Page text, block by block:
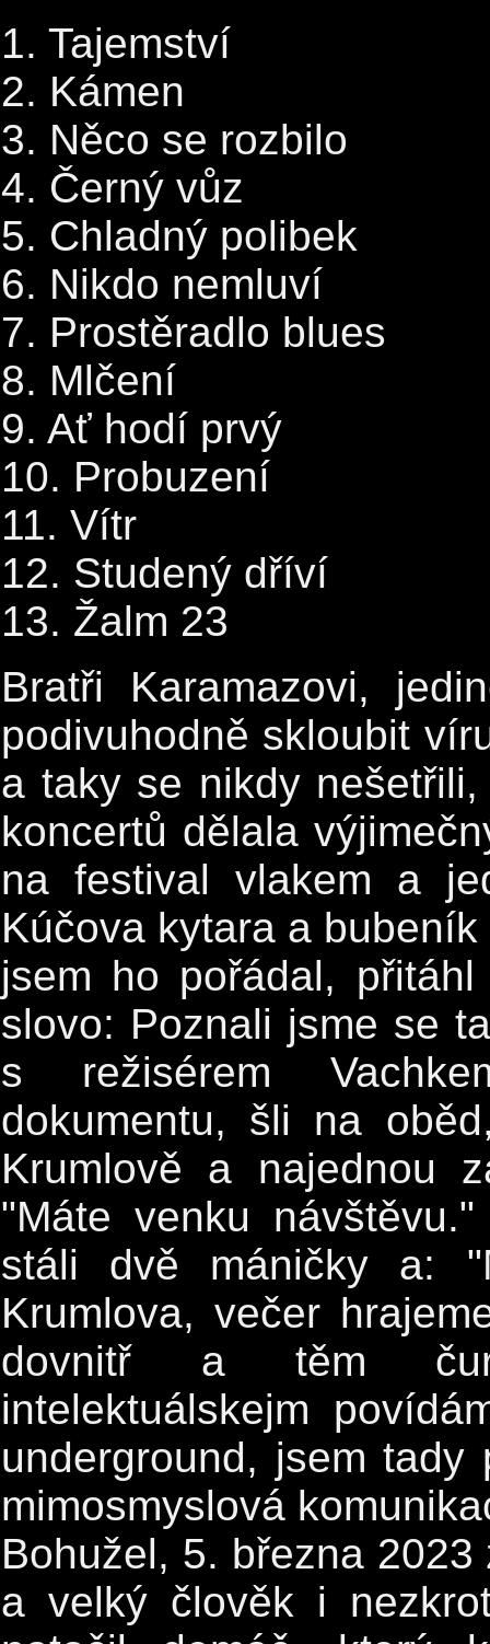
1. Tajemství
2. Kámen
3. Něco se rozbilo
4. Černý vůz
5. Chladný polibek
6. Nikdo nemluví
7. Prostěradlo blues
8. Mlčení
9. Ať hodí prvý
10. Probuzení
11. Vítr
12. Studený dříví
13. Žalm 23
Bratři Karamazovi,
podivuhodně skloubit
a taky se nikdy
koncertů dělala
na festival vlakem a
Kúčova kytara a
jsem ho pořádal,
slovo: Poznali jsme se
s režisérem
dokumentu, šli na
Krumlově a najednou
"Máte venku
stáli dvě máničky a:
Krumlova, večer
dovnitř a těm
intelektuálskejm
underground, jsem
mimosmyslová
Bohužel, 5. března
a velký člověk i